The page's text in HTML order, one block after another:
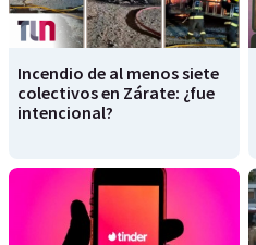
Incendio de al menos siete
colectivos en Zárate: ¿fue
intencional?